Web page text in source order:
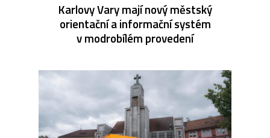
Karlovy Vary mají nový městský
orientační a informační systém
v modrobílém provedení